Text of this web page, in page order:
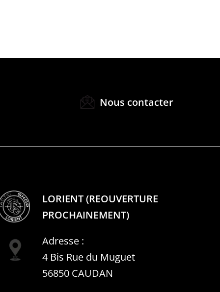
Nous contacter
LORIENT (REOUVERTURE
PROCHAINEMENT)
Adresse :
4 Bis Rue du Muguet
56850 CAUDAN